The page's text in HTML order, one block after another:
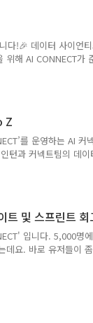
다!🎉 데이터 사이언
해 AI CONNECT가
동료 데이터 사이언
한 문서 생성요약 대
요약 과제 특징..
Z
를 운영하는 AI 커
턴과 커넥트팀의 데이
경진대회에
, 은메달 수상기를 블
트 및 스프린트 회
입니다. 5,000명
요. 바로 유저들이
를 추가하는 업데
을 체크하곤 하는데
..